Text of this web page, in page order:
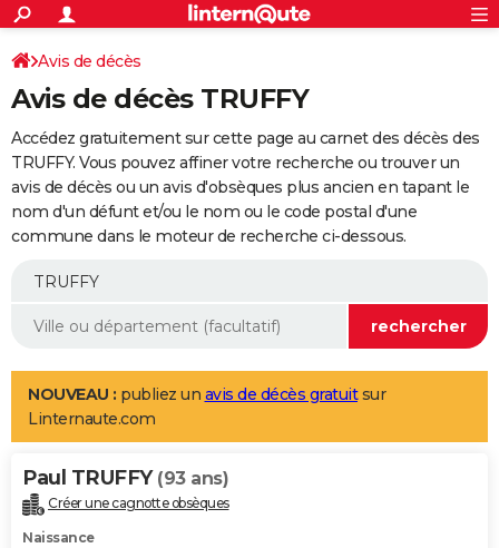
ACTUALITÉS
Politique
Société
Faits Divers
Education
Monde
Villes
+
SPORT
Coupe du monde 2026
Football
Tennis
Cyclisme
Rugby
Forum
Programme TV
TNT
Streaming
Cinéma
Sorties cinéma
Musique
+
FINANCE
Retraite
Epargne
Immobilier
Risques naturels par ville
Banque
Assurance
AUTO
Essais
Réserver un essai
Citadines
Berlines
SUV
Forum auto
+
Mobiles
Meilleur smartphone
Internet
Ordinateurs
Jeux vidéo
Guide high-tech
Aménagement intérieur
LIFESTYLE
Art de vivre
Bien-être
Loisirs
Mode
Modes de vie
Alimentation
Guide de la santé
Maladies
Médicaments
Sommeil
VOYAGE
Destinations
City break
Voyage nature
Voyage de noces
Forum
Climat
+PHOTO
Avis de décès
Avis de décès TRUFFY
Accédez gratuitement sur cette page au carnet des décès des
TRUFFY. Vous pouvez affiner votre recherche ou trouver un
avis de décès ou un avis d'obsèques plus ancien en tapant le
nom d'un défunt et/ou le nom ou le code postal d'une
commune dans le moteur de recherche ci-dessous.
NOUVEAU : publiez un avis de décès gratuitsur
Linternaute.com
Paul TRUFFY (93 ans)
Créer une cagnotte obsèques
Naissance